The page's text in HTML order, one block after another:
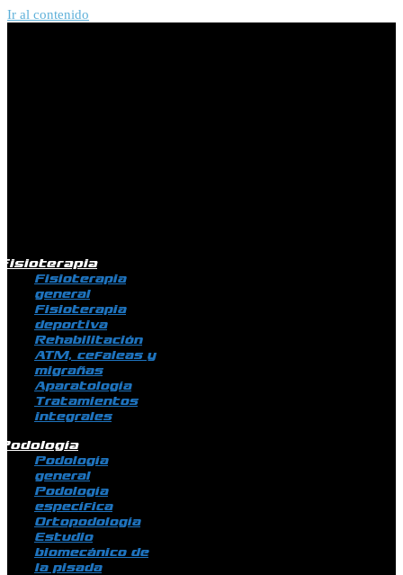
Ir al contenido
Fisioterapia
general
Fisioterapia
deportiva
Rehabilitación
ATM, cefaleas y
migrañas
Aparatología
Tratamientos
integrales
Podología
general
Podología
específica
Ortopodología
Estudio
biomecánico de
la pisada